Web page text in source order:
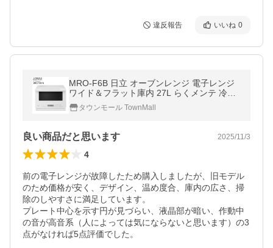
違反報告 いいね 0
MRO-F6B 日立 オーブンレンジ 電子レンジ
ワイド＆フラット庫内 27L らくメンテ 冷凍
から焼き物 ノンフライ調理 蒸し料理 HITAC
HI ホワイト MRO-F6B(W)
タウンモール TownMall
良い商品だと思います 2025/11/3
4
前の電子レンジが故障したため購入しましたが、旧モデル
のため価格が安く、デザイン、温め度合、庫内の広さ、掃
除のしやすさに満足しています。
プレート中心を示す円が見づらい、液晶部が暗い、作動中
の音が高音系（人によっては気にならないと思います）の3
点がなければ5点評価でした。